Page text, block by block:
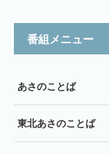
番組メニュー
あさのことば
東北あさのことば